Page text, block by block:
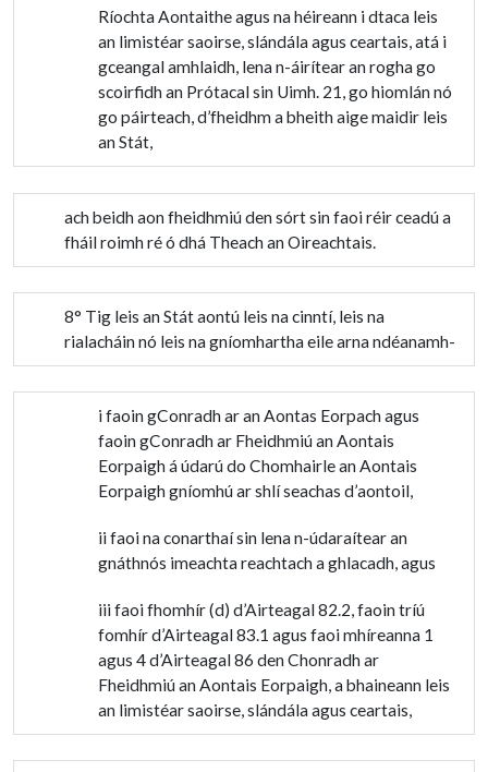
Ríochta Aontaithe agus na héireann i dtaca leis
an limistéar saoirse, slándála agus ceartais, atá i
gceangal amhlaidh, lena n-áirítear an rogha go
scoirfidh an Prótacal sin Uimh. 21, go hiomlán nó
go páirteach, d’fheidhm a bheith aige maidir leis
an Stát,
ach beidh aon fheidhmiú den sórt sin faoi réir ceadú a
fháil roimh ré ó dhá Theach an Oireachtais.
8° Tig leis an Stát aontú leis na cinntí, leis na
rialacháin nó leis na gníomhartha eile arna ndéanamh-
i faoin gConradh ar an Aontas Eorpach agus
faoin gConradh ar Fheidhmiú an Aontais
Eorpaigh á údarú do Chomhairle an Aontais
Eorpaigh gníomhú ar shlí seachas d’aontoil,
ii faoi na conarthaí sin lena n-údaraítear an
gnáthnós imeachta reachtach a ghlacadh, agus
iii faoi fhomhír (d) d’Airteagal 82.2, faoin tríú
fomhír d’Airteagal 83.1 agus faoi mhíreanna 1
agus 4 d’Airteagal 86 den Chonradh ar
Fheidhmiú an Aontais Eorpaigh, a bhaineann leis
an limistéar saoirse, slándála agus ceartais,